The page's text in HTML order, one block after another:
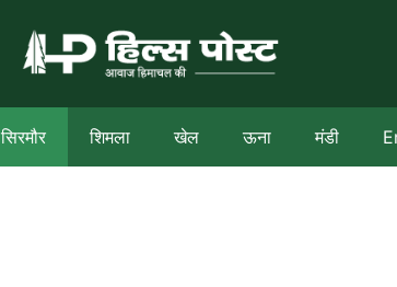
सिरमौर शिमला खेल ऊना मंडी